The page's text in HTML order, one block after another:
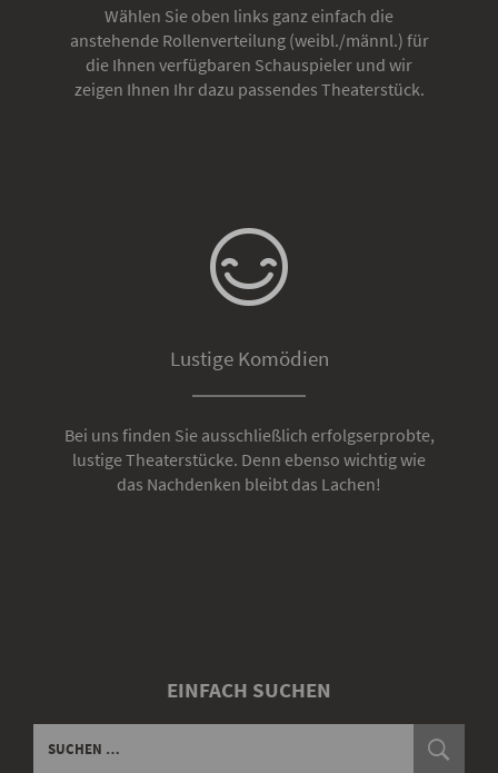
Wählen Sie oben links ganz einfach die
anstehende Rollenverteilung (weibl./männl.) für
die Ihnen verfügbaren Schauspieler und wir
zeigen Ihnen Ihr dazu passendes Theaterstück.
Lustige Komödien
Bei uns finden Sie ausschließlich erfolgserprobte,
lustige Theaterstücke. Denn ebenso wichtig wie
das Nachdenken bleibt das Lachen!
EINFACH SUCHEN